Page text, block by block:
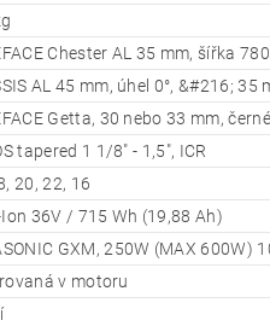
Chester AL 35 mm, šířka
AL 45 mm, úhel 0°, &#216; 35
Getta, 30 nebo 33 mm, černé
tapered 1 1/8" - 1,5", ICR
20, 22, 16
Ion 36V / 715 Wh (19,88 Ah)
GXM, 250W (MAX 600W)
v motoru